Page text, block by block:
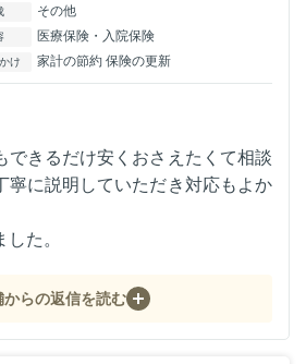
その他
医療保険・入院保険
け 家計の節約 保険の更新
できるだけ安くおさえたくて相談
寧に説明していただき対応もよか
た。
からの返信を読む